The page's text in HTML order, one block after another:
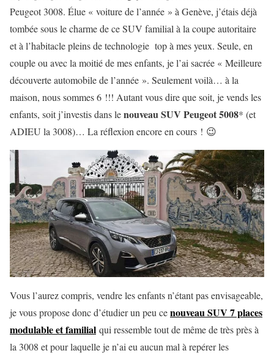
Peugeot 3008. Élue « voiture de l’année » à Genève, j’étais déjà
tombée sous le charme de ce SUV familial à la coupe autoritaire
et à l’habitacle pleins de technologie top à mes yeux. Seule, en
couple ou avec la moitié de mes enfants, je l’ai sacrée « Meilleure
découverte automobile de l’année ». Seulement voilà… à la
maison, nous sommes 6 !!! Autant vous dire que soit, je vends les
enfants, soit j’investis dans lenouveau SUV Peugeot 5008* (et
ADIEU la 3008)… La réflexion encore en cours ! 😉
Vous l’aurez compris, vendre les enfants n’étant pas envisageable,
je vous propose donc d’étudier un peu cenouveau SUV 7 places
modulable et familial qui ressemble tout de même de très près à
la 3008 et pour laquelle je n’ai eu aucun mal à repérer les